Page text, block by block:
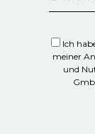
Ich
meiner
und